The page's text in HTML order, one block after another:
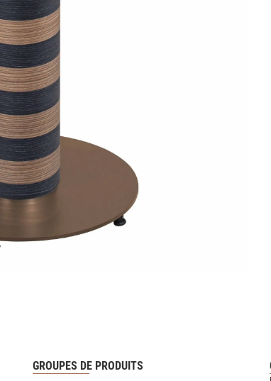
GROUPES DE PRODUITS